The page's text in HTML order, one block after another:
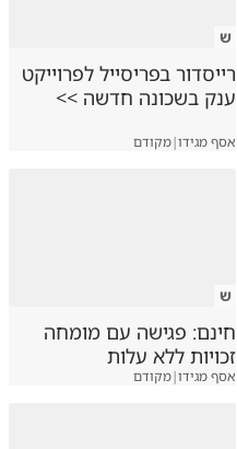
ש
רייסדור בפריסייל לפרוייקט
ענק בשכונה חדשה >>
אסף מגידו|מקודם
ש
חינם: פגישה עם מומחה
זכויות ללא עלות
אסף מגידו|מקודם